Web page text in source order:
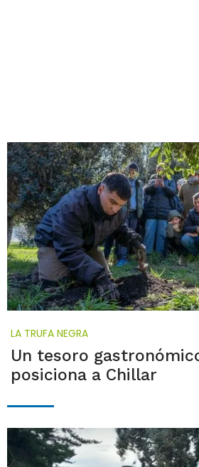
LA TRUFA NEGRA
Un tesoro
posiciona a Chillar